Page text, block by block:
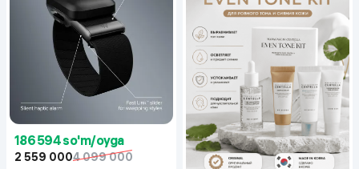
186 594 so'm/oyga
2 559 0004 099 000